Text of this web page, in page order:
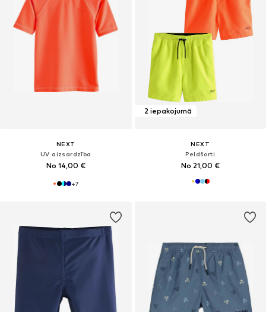
NEXT
UV aizsardzība
No 14,00 €
+7
2 iepakojumā
NEXT
Peldšorti
No 21,00 €